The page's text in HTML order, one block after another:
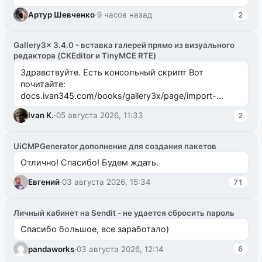
Артур Шевченко·9 часов назад 2
Gallery3x 3.4.0 - вставка галерей прямо из визуального
редактора (CKEditor и TinyMCE RTE)
Здравствуйте. Есть консольный скрипт Вот
почитайте:
docs.ivan345.com/books/gallery3x/page/import-
ms2galleryphp
Ivan K.·05 августа 2026, 11:33 2
UiCMPGenerator дополнение для создания пакетов
Отлично! Спасибо! Будем ждать.
Евгений·03 августа 2026, 15:34 71
Личный кабинет на Sendit - не удается сбросить пароль
Спасибо большое, все заработало)
pandaworks·03 августа 2026, 12:14 6